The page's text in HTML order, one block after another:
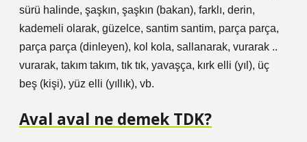
sürü halinde, şaşkın, şaşkın (bakan), farklı, derin,
kademeli olarak, güzelce, santim santim, parça parça,
parça parça (dinleyen), kol kola, sallanarak, vurarak ..
vurarak, takım takım, tık tık, yavaşça, kırk elli (yıl), üç
beş (kişi), yüz elli (yıllık), vb.
Aval aval ne demek TDK?